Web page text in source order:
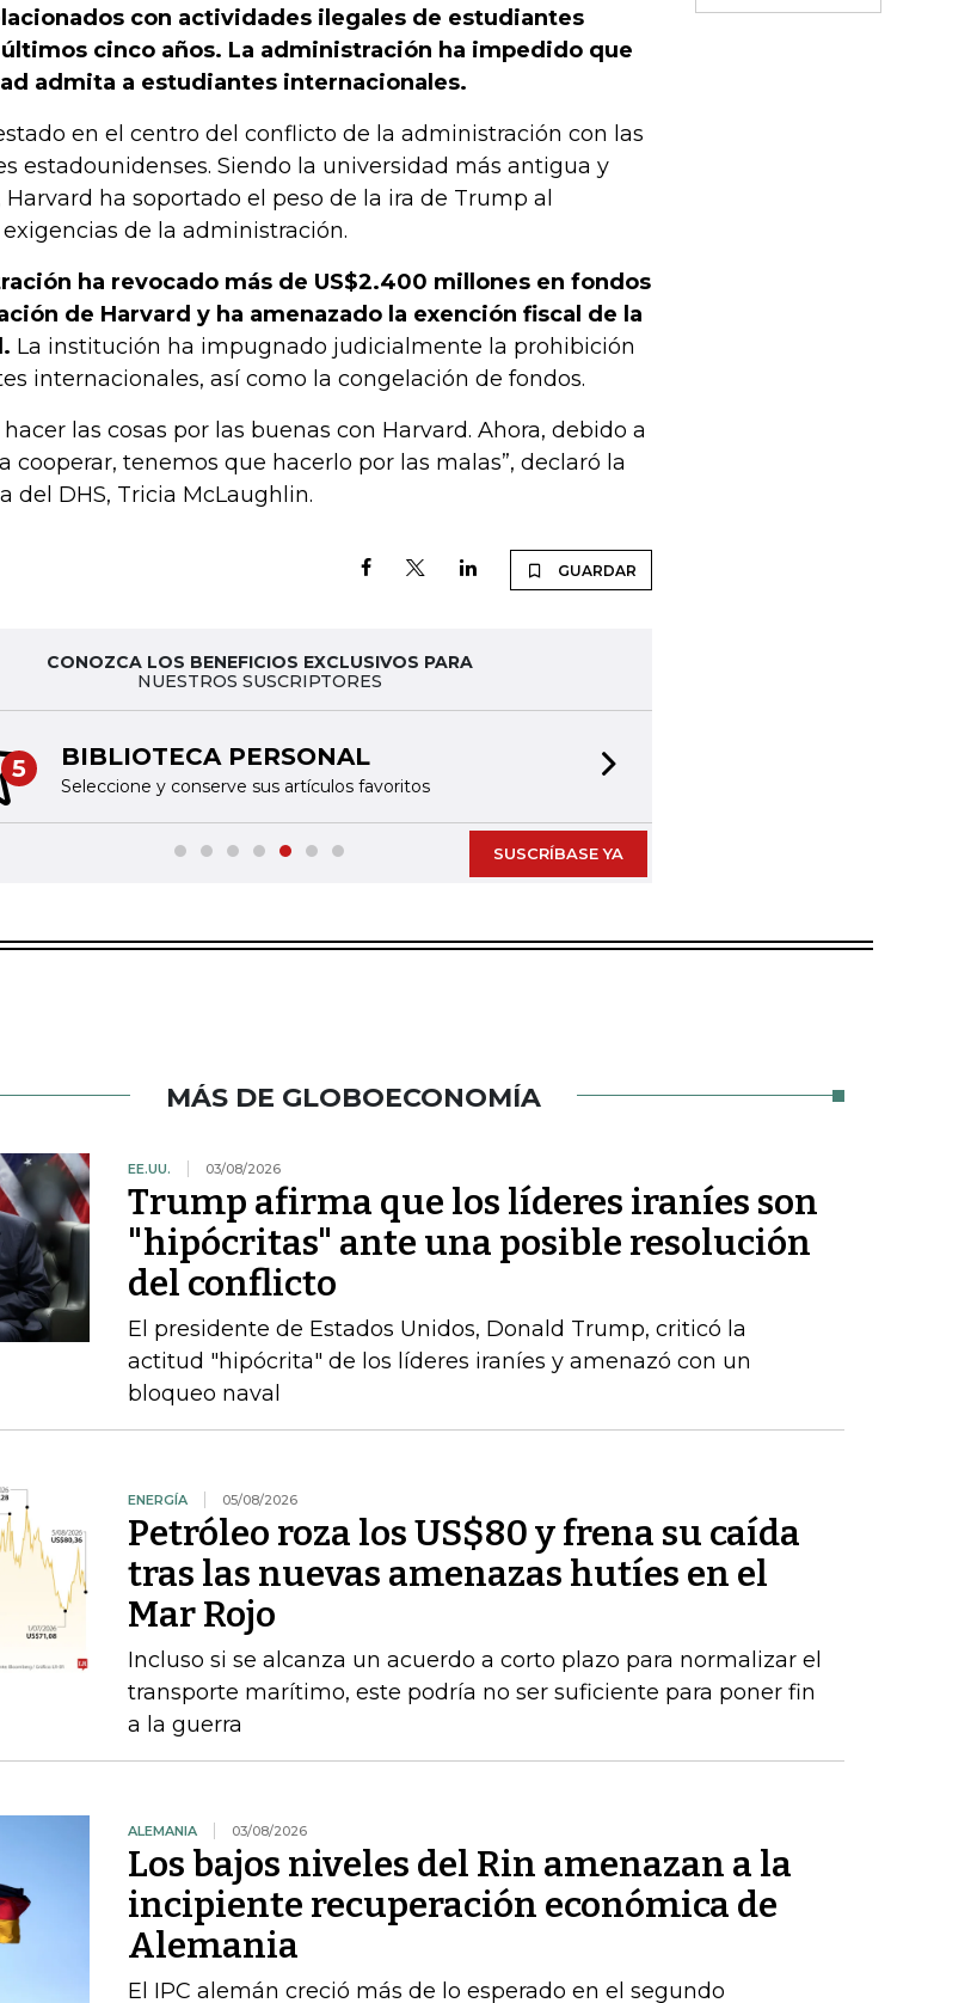
con actividades ilegales de estudiantes
cinco años. La administración ha impedido que
admita a estudiantes internacionales.
en el centro del conflicto de la administración con las
estadounidenses. Siendo la universidad más antigua y
Harvard ha soportado el peso de la ira de Trump al
de la administración.
ha revocado más de US$2.400 millones en fondos
de Harvard y ha amenazado la exención fiscal de la
La institución ha impugnado judicialmente la prohibición
internacionales, así como la congelación de fondos.
las cosas por las buenas con Harvard. Ahora, debido a
cooperar, tenemos que hacerlo por las malas”, declaró la
del DHS, Tricia McLaughlin.
GUARDAR
CONOZCA LOS BENEFICIOS EXCLUSIVOS PARA
NUESTROS SUSCRIPTORES
5 BIBLIOTECA PERSONAL
Seleccione y conserve sus artículos favoritos
SUSCRÍBASE YA
MÁS DE GLOBOECONOMÍA
EE.UU. 03/08/2026
Trump afirma que los líderes iraníes son
"hipócritas" ante una posible resolución
del conflicto
El presidente de Estados Unidos, Donald Trump, criticó la
actitud "hipócrita" de los líderes iraníes y amenazó con un
bloqueo naval
ENERGÍA 05/08/2026
Petróleo roza los US$80 y frena su caída
tras las nuevas amenazas hutíes en el
Mar Rojo
Incluso si se alcanza un acuerdo a corto plazo para normalizar el
transporte marítimo, este podría no ser suficiente para poner fin
a la guerra
ALEMANIA 03/08/2026
Los bajos niveles del Rin amenazan a la
incipiente recuperación económica de
Alemania
El IPC alemán creció más de lo esperado en el segundo